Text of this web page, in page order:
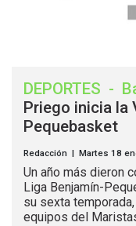
DEPORTES -
Priego inicia la
Pequebasket
Redacción | Martes 18
Un año más dieron
Liga Benjamín-
su sexta
equipos del